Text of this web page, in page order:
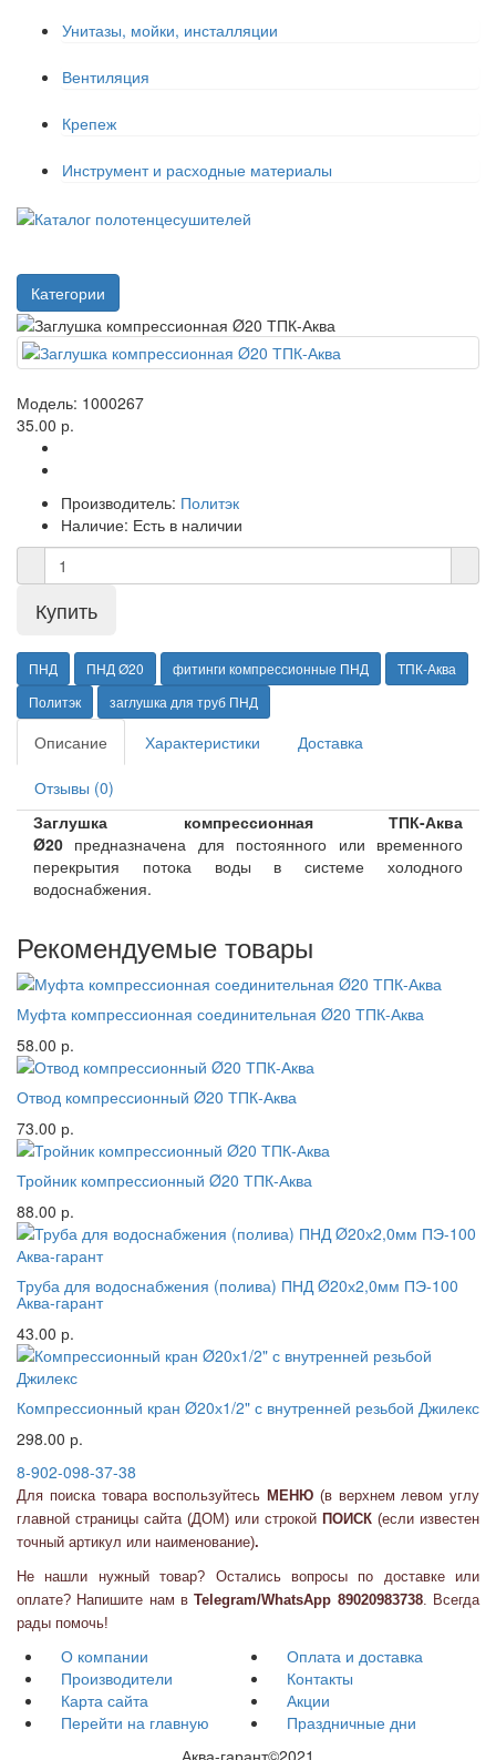
Унитазы, мойки, инсталляции
Вентиляция
Крепеж
Инструмент и расходные материалы
Категории
Модель: 1000267
35.00 р.
Производитель: Политэк
Наличие: Есть в наличии
ПНД ПНД Ø20 фитинги компрессионные ПНД
ТПК-Аква
Политэк
заглушка для труб ПНД
Описание Характеристики Доставка
Отзывы (0)
Заглушка компрессионная ТПК-Аква
Ø20 предназначена для постоянного или временного
перекрытия потока воды в системе холодного
водоснабжения.
Рекомендуемые товары
Муфта компрессионная соединительная Ø20 ТПК-Аква
58.00 р.
Отвод компрессионный Ø20 ТПК-Аква
73.00 р.
Тройник компрессионный Ø20 ТПК-Аква
88.00 р.
Труба для водоснабжения (полива) ПНД Ø20х2,0мм ПЭ-100
Аква-гарант
43.00 р.
Компрессионный кран Ø20х1/2" с внутренней резьбой Джилекс
298.00 р.
8-902-098-37-38
Для поиска товара воспользуйтесь МЕНЮ (в верхнем левом углу
главной страницы сайта (ДОМ) или строкой ПОИСК (если известен
точный артикул или наименование).
Не нашли нужный товар? Остались вопросы по доставке или
оплате? Напишите нам вTelegram/WhatsApp 89020983738. Всегда
рады помочь!
О компании
Оплата и доставка
Производители
Контакты
Карта сайта
Акции
Перейти на главную
Праздничные дни
Аква-гарант©2021